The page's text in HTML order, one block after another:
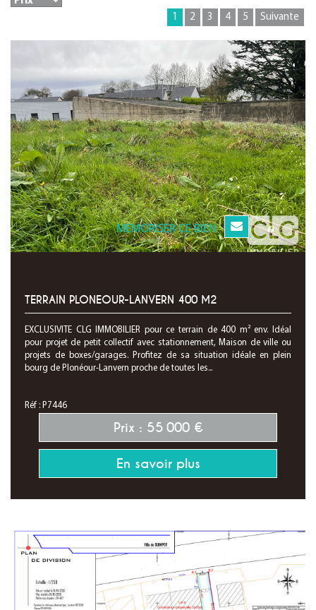
1 2 3 4 5 Suivante
MEMORISER CE BIEN
TERRAIN PLONEOUR-LANVERN 400 M2
EXCLUSIVITE CLG IMMOBILIER pour ce terrain de 400 m² env. Idéal
pour projet de petit collectif avec stationnement, Maison de ville ou
projets de boxes/garages. Profitez de sa situation idéale en plein
bourg de Plonéour-Lanvern proche de toutes les...
Réf : P7446
Prix : 55 000 €
En savoir plus